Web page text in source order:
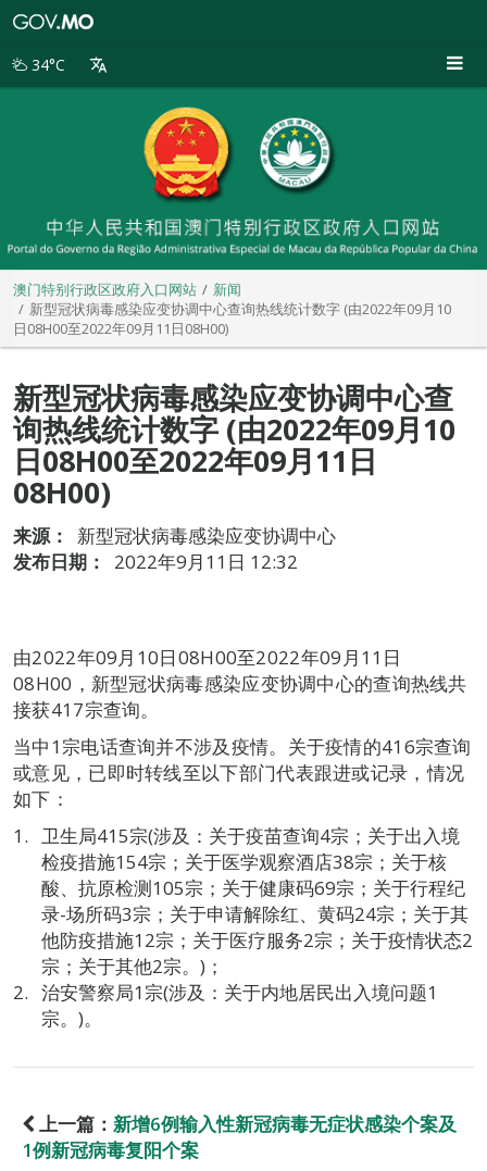
别
34°C
澳门特别行政区政府入口网站
新闻
新型冠状病毒感染应变协调中心查询热线统计数字 (由2022年09月10
日08H00至2022年09月11日08H00)
新型冠状病毒感染应变协调中心查
询热线统计数字 (由2022年09月10
日08H00至2022年09月11日
08H00)
来源：
新型冠状病毒感染应变协调中心
发布日期：
2022年9月11日 12:32
由2022年09月10日08H00至2022年09月11日
08H00，新型冠状病毒感染应变协调中心的查询热线共
接获417宗查询。
当中1宗电话查询并不涉及疫情。关于疫情的416宗查询
或意见，已即时转线至以下部门代表跟进或记录，情况
如下：
卫生局415宗(涉及：关于疫苗查询4宗；关于出入境
检疫措施154宗；关于医学观察酒店38宗；关于核
酸、抗原检测105宗；关于健康码69宗；关于行程纪
录-场所码3宗；关于申请解除红、黄码24宗；关于其
他防疫措施12宗；关于医疗服务2宗；关于疫情状态2
宗；关于其他2宗。)；
治安警察局1宗(涉及：关于内地居民出入境问题1
宗。)。
上一篇： 新增6例输入性新冠病毒无症状感染个案及
1例新冠病毒复阳个案